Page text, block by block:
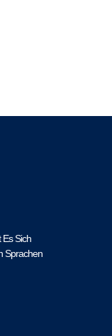
Es Sich
Sprachen